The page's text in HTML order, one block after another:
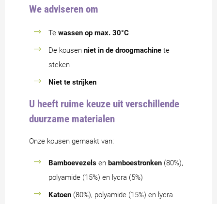
We adviseren om
Te wassen op max. 30°C
De kousen niet in de droogmachine te
steken
Niet te strijken
U heeft ruime keuze uit verschillende
duurzame materialen
Onze kousen gemaakt van:
Bamboevezels en bamboestronken (80%),
polyamide (15%) en lycra (5%)
Katoen (80%), polyamide (15%) en lycra